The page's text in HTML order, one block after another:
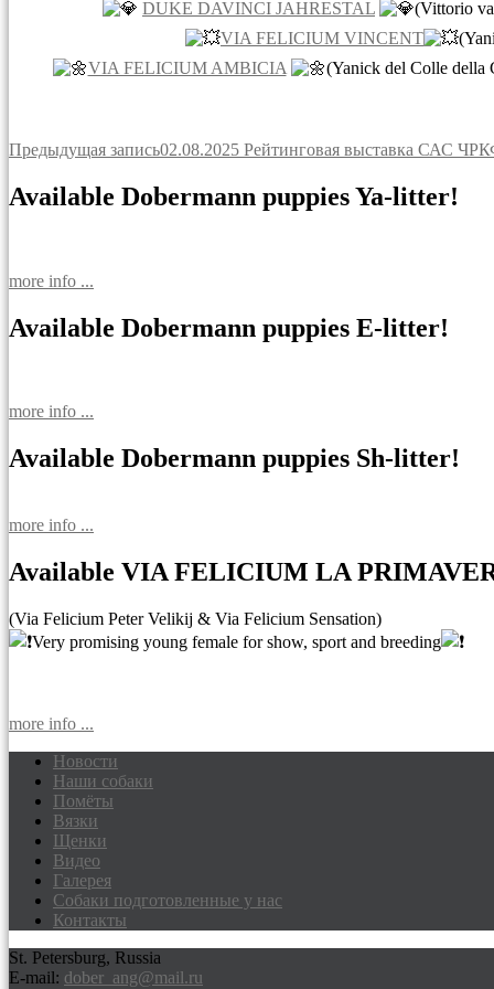
DUKE DAVINCI JAHRESTAL
(Vittorio
VIA FELICIUM VINCENT
VIA FELICIUM AMBICIA
(Yanick del Colle della
Навигация
по
записям
Предыдущая запись02.08.2025 Рейтинговая выставка
Available Dobermann puppies Ya-litter!
more info ...
Available Dobermann puppies E-litter!
more info ...
Available Dobermann puppies Sh-litter!
more info ...
Available VIA FELICIUM LA
(Via Felicium Peter Velikij & Via Felicium Sensation)
Very promising young female for show, sport and breeding
more info ...
Доберманы питомник Via Felicium,
Новости
Наши собаки
Помёты
Вязки
Щенки
Видео
Галерея
Собаки подготовленные у нас
Контакты
St. Petersburg, Russia
E-mail: dober_ang@mail.ru